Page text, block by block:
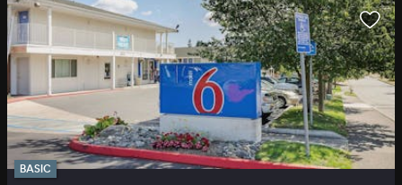
BASIC